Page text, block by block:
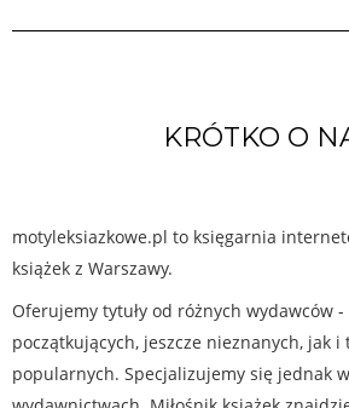
KRÓTKO O
motyleksiazkowe.pl to księgarnia
książek z Warszawy.
Oferujemy tytuły od różnych wydawców
początkujących, jeszcze nieznanych, jak
popularnych. Specjalizujemy się jednak